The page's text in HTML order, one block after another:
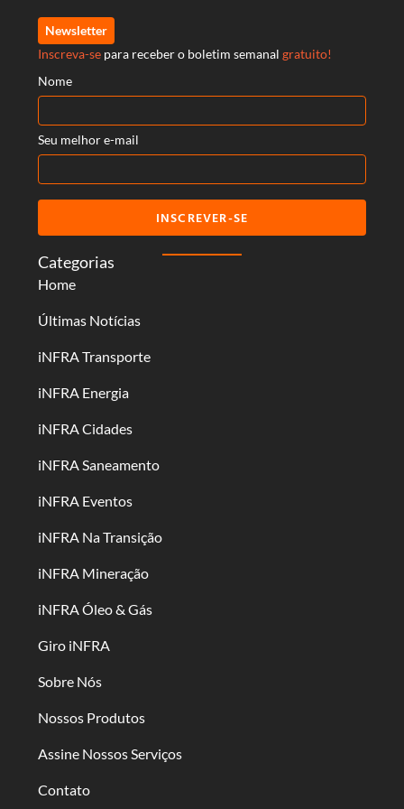
Categorias
Home
Últimas Notícias
iNFRA Transporte
iNFRA Energia
iNFRA Cidades
iNFRA Saneamento
iNFRA Eventos
iNFRA Na Transição
iNFRA Mineração
iNFRA Óleo & Gás
Giro iNFRA
Sobre Nós
Nossos Produtos
Assine Nossos Serviços
Contato
Newsletter
Inscreva-se para receber o boletim semanal gratuito!
Nome
Seu melhor e-mail
INSCREVER-SE